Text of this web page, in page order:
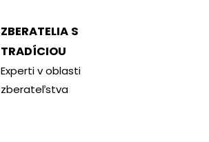
ZBERATELIA S
TRADÍCIOU
Experti v oblasti
zberateľstva